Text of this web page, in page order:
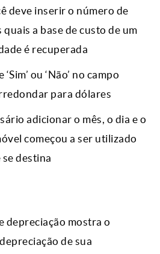
deve inserir o número de
a base de custo de um
é recuperada
ou ‘Não’ no campo
para dólares
adicionar o mês, o dia e o
começou a ser utilizado
se destina
depreciação mostra o
de sua